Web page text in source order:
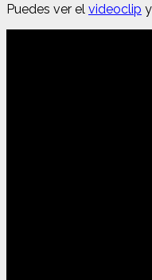
Puedes ver el videoclip